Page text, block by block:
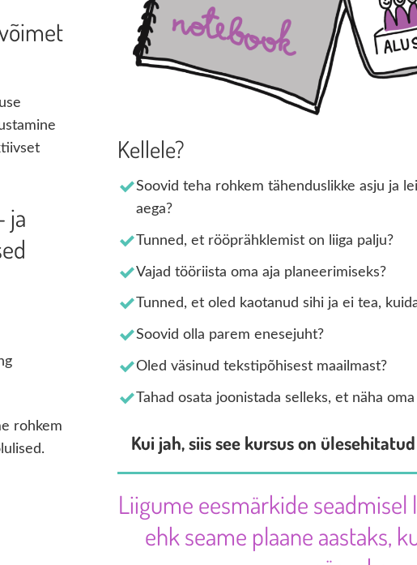
ja
rohkem
Kellele?
Soovid teha rohkem tähenduslikke asju ja
aega?
Tunned, et rööprähklemist on liiga palju?
Vajad tööriista oma aja planeerimiseks?
Tunned, et oled kaotanud sihi ja ei tea,
Soovid olla parem enesejuht?
Oled väsinud tekstipõhisest maailmast?
Tahad osata joonistada selleks, et näha
Kui jah, siis see kursus on
Liigume eesmärkide seadmisel
ehk seame plaane aastaks,